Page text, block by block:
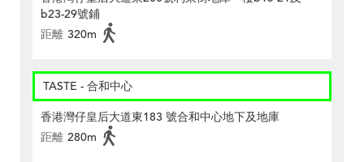
b23-29號鋪
距離 320m
TASTE - 合和中心
香港灣仔皇后大道東183 號合和中心地下及地庫
距離 280m